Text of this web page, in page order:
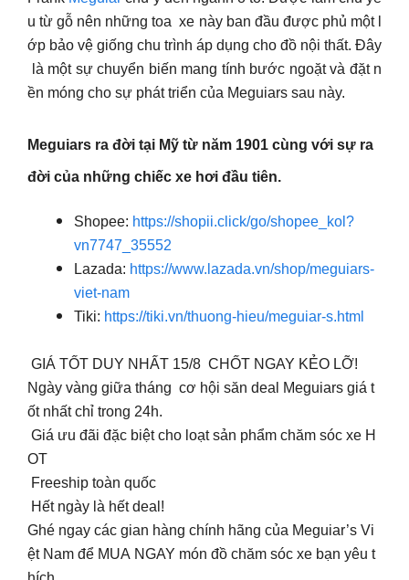
u từ gỗ nên những toa xe này ban đầu được phủ một l
ớp bảo vệ giống chu trình áp dụng cho đồ nội thất. Đây
là một sự chuyển biến mang tính bước ngoặt và đặt n
ền móng cho sự phát triển của Meguiars sau này.
Meguiars ra đời tại Mỹ từ năm 1901 cùng với sự ra
đời của những chiếc xe hơi đầu tiên.
Shopee: https://shopii.click/go/shopee_kol?
vn7747_35552
Lazada: https://www.lazada.vn/shop/meguiars-
viet-nam
Tiki: https://tiki.vn/thuong-hieu/meguiar-s.html
GIÁ TỐT DUY NHẤT 15/8 CHỐT NGAY KẺO LỠ!
Ngày vàng giữa tháng cơ hội săn deal Meguiars giá t
ốt nhất chỉ trong 24h.
Giá ưu đãi đặc biệt cho loạt sản phẩm chăm sóc xe H
OT
Freeship toàn quốc
Hết ngày là hết deal!
Ghé ngay các gian hàng chính hãng của Meguiar’s Vi
ệt Nam để MUA NGAY món đồ chăm sóc xe bạn yêu t